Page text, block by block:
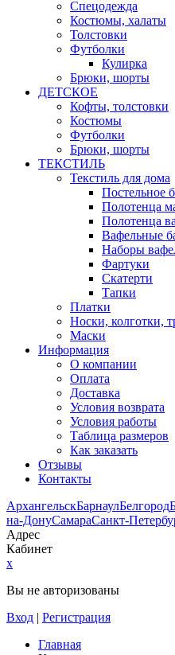
Спецодежда
Костюмы, халаты
Толстовки
Футболки
Кулирка
Брюки, шорты
ДЕТСКОЕ
Кофты, толстовки
Костюмы
Футболки
Брюки, шорты
ТЕКСТИЛЬ
Текстиль для дома
Постельное
Полотенца
Полотенца
Вафельные
Наборы
Фартуки
Скатерти
Тапки
Платки
Носки, колготки,
Маски
Информация
О компании
Оплата
Доставка
Условия возврата
Условия работы
Таблица размеров
Как заказать
Отзывы
Контакты
АрхангельскБарнаулБелгород
на-ДонуСамараСанкт-
Адрес
Кабинет
x
Вы не авторизованы
Вход | Регистрация
Главная